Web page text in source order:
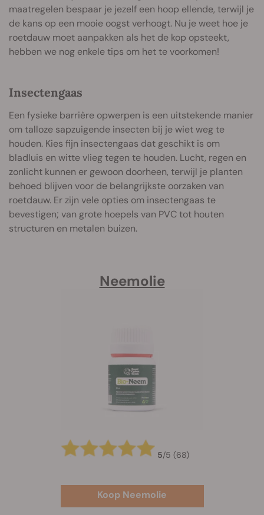
maatregelen bespaar je jezelf een hoop ellende, terwijl je
de kans op een mooie oogst verhoogt. Nu je weet hoe je
roetdauw moet aanpakken als het de kop opsteekt,
hebben we nog enkele tips om het te voorkomen!
Insectengaas
Een fysieke barrière opwerpen is een uitstekende manier
om talloze sapzuigende insecten bij je wiet weg te
houden. Kies fijn insectengaas dat geschikt is om
bladluis en witte vlieg tegen te houden. Lucht, regen en
zonlicht kunnen er gewoon doorheen, terwijl je planten
behoed blijven voor de belangrijkste oorzaken van
roetdauw. Er zijn vele opties om insectengaas te
bevestigen; van grote hoepels van PVC tot houten
structuren en metalen buizen.
Neemolie
5/5 (68)
Koop Neemolie